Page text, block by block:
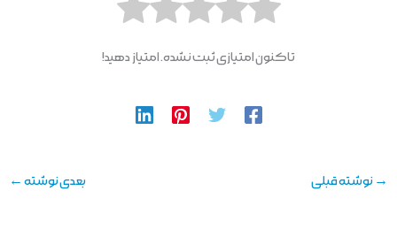
تاکنون امتیازی ثبت نشده. امتیاز دهید!
→ نوشته قبلی بعدی نوشته ←